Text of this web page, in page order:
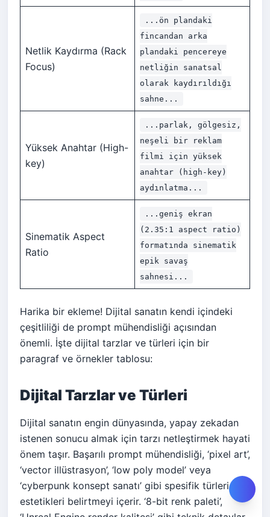
Netlik Kaydırma (Rack
Focus)
...ön plandaki
fincandan arka
plandaki pencereye
netliğin sanatsal
olarak kaydırıldığı
sahne...
Yüksek Anahtar (High-
key)
...parlak, gölgesiz,
neşeli bir reklam
filmi için yüksek
anahtar (high-key)
aydınlatma...
Sinematik Aspect
Ratio
...geniş ekran
(2.35:1 aspect ratio)
formatında sinematik
epik savaş
sahnesi...
Harika bir ekleme! Dijital sanatın kendi içindeki
çeşitliliği de prompt mühendisliği açısından
önemli. İşte dijital tarzlar ve türleri için bir
paragraf ve örnekler tablosu:
Dijital Tarzlar ve Türleri
Dijital sanatın engin dünyasında, yapay zekadan
istenen sonucu almak için tarzı netleştirmek hayati
önem taşır. Başarılı prompt mühendisliği, ‘pixel art’,
‘vector illüstrasyon’, ‘low poly model’ veya
‘cyberpunk konsept sanatı’ gibi spesifik türleri ve
estetikleri belirtmeyi içerir. ‘8-bit renk paleti’,